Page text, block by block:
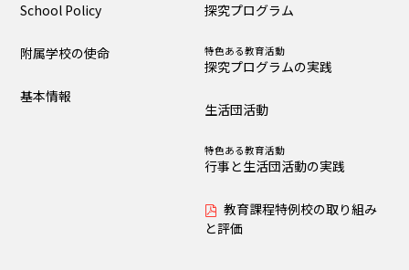
探究プログラムの実践
生活団活動
行事と生活団活動の実践
School Policy
附属学校の使命
基本情報
探究プログラム
特色ある教育活動
探究プログラムの実践
生活団活動
特色ある教育活動
行事と生活団活動の実践
教育課程特例校の取り組み
と評価